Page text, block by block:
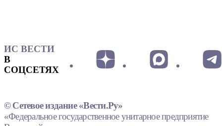
ИС ВЕСТИ
В
СОЦСЕТЯХ
© Сетевое издание «Вести.Ру»
«Федеральное государственное унитарное предприятие